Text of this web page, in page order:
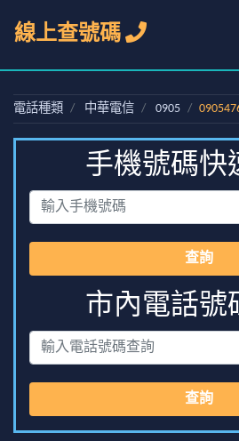
線上查號碼
電話種類 中華電信 0905
手機號碼快
查詢
市內電話號
查詢